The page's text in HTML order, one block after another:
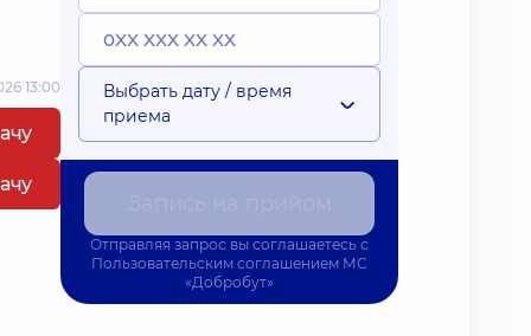
13:00
Выбрать дату / время
приема
Отправляя запрос вы соглашаетесь с
Пользовательским соглашением МС
«Добробут»